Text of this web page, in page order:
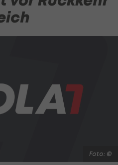
Foto: ©